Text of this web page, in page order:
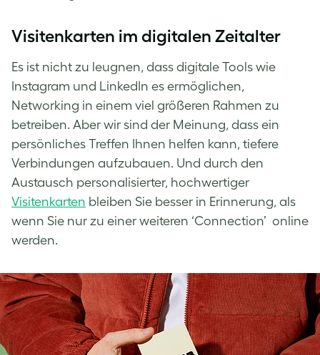
Visitenkarten im digitalen Zeitalter
Es ist nicht zu leugnen, dass digitale Tools wie
Instagram und LinkedIn es ermöglichen,
Networking in einem viel größeren Rahmen zu
betreiben. Aber wir sind der Meinung, dass ein
persönliches Treffen Ihnen helfen kann, tiefere
Verbindungen aufzubauen. Und durch den
Austausch personalisierter, hochwertiger
Visitenkarten bleiben Sie besser in Erinnerung, als
wenn Sie nur zu einer weiteren ‘Connection’ online
werden.